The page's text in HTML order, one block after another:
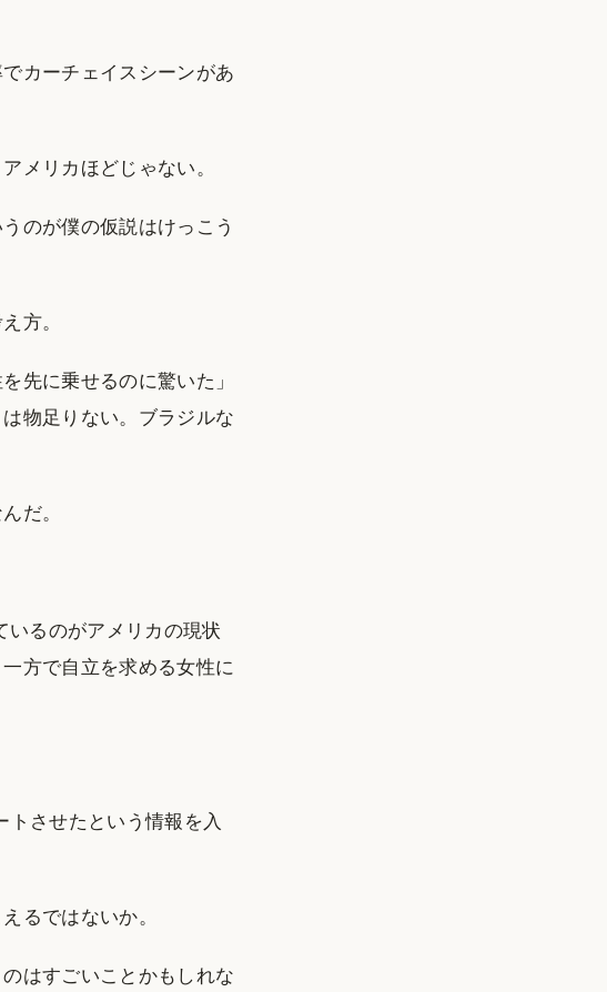
カーチェイスシーンがあ
メリカほどじゃない。
のが僕の仮説はけっこう
方。
先に乗せるのに驚いた」
物足りない。ブラジルな
だ。
いるのがアメリカの現状
方で自立を求める女性に
トさせたという情報を入
るではないか。
はすごいことかもしれな